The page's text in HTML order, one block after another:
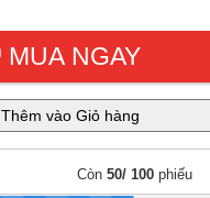
MUA NGAY
Thêm vào Giỏ hàng
Còn 50/ 100phiếu